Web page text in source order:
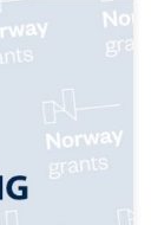
Dialogue
place